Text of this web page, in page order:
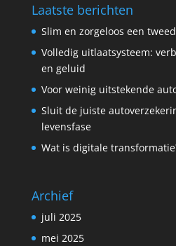
Laatste berichten
Slim en zorgeloos een
Volledig uitlaatsysteem:
en geluid
Voor weinig uitstekende
Sluit de juiste
levensfase
Wat is digitale
Archief
juli 2025
mei 2025